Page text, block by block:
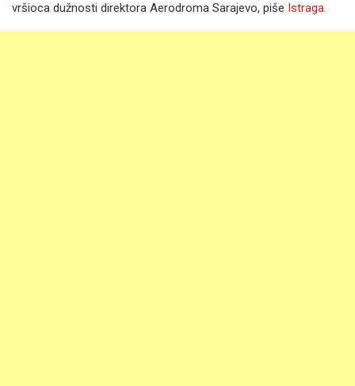
vršioca dužnosti direktora Aerodroma Sarajevo, piše Istraga.